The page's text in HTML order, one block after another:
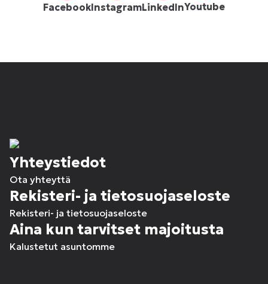
FacebookInstagramLinkedInYoutube
Yhteystiedot
Ota yhteyttä
Rekisteri- ja tietosuojaseloste
Rekisteri- ja tietosuojaseloste
Aina kun tarvitset majoitusta
Kalustetut asuntomme